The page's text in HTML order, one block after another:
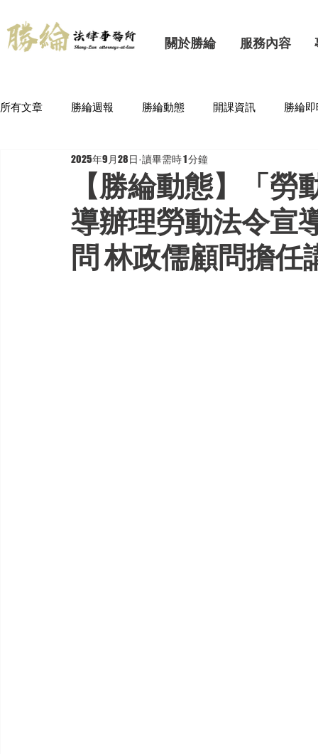
關於勝綸 服務內容
所有文章 勝綸週報 勝綸動態 開課資訊 勝綸
【勝綸動態】「
導辦理勞動法令宣
問 林政儒顧問擔任
2025年9月28日 讀畢需時 1 分鐘